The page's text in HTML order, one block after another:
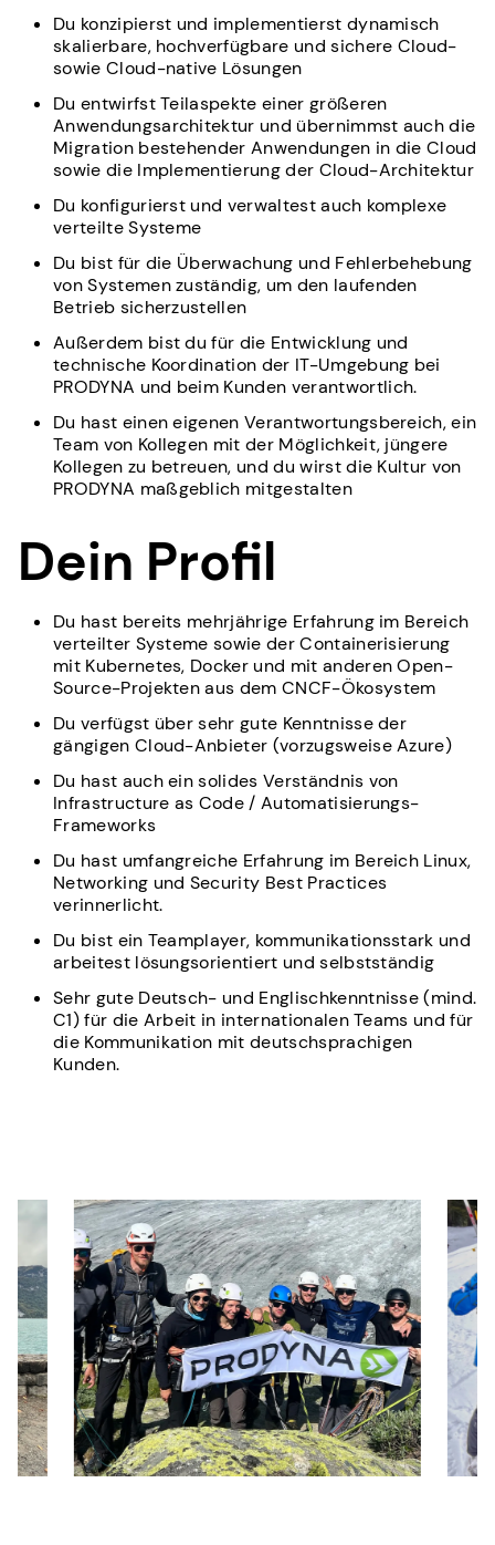
Du konzipierst und implementierst dynamisch
skalierbare, hochverfügbare und sichere Cloud-
sowie Cloud-native Lösungen
Du entwirfst Teilaspekte einer größeren
Anwendungsarchitektur und übernimmst auch die
Migration bestehender Anwendungen in die Cloud
sowie die Implementierung der Cloud-Architektur
Du konfigurierst und verwaltest auch komplexe
verteilte Systeme
Du bist für die Überwachung und Fehlerbehebung
von Systemen zuständig, um den laufenden
Betrieb sicherzustellen
Außerdem bist du für die Entwicklung und
technische Koordination der IT-Umgebung bei
PRODYNA und beim Kunden verantwortlich.
Du hast einen eigenen Verantwortungsbereich, ein
Team von Kollegen mit der Möglichkeit, jüngere
Kollegen zu betreuen, und du wirst die Kultur von
PRODYNA maßgeblich mitgestalten
Dein Profil
Du hast bereits mehrjährige Erfahrung im Bereich
verteilter Systeme sowie der Containerisierung
mit Kubernetes, Docker und mit anderen Open-
Source-Projekten aus dem CNCF-Ökosystem
Du verfügst über sehr gute Kenntnisse der
gängigen Cloud-Anbieter (vorzugsweise Azure)
Du hast auch ein solides Verständnis von
Infrastructure as Code / Automatisierungs-
Frameworks
Du hast umfangreiche Erfahrung im Bereich Linux,
Networking und Security Best Practices
verinnerlicht.
Du bist ein Teamplayer, kommunikationsstark und
arbeitest lösungsorientiert und selbstständig
Sehr gute Deutsch- und Englischkenntnisse (mind.
C1) für die Arbeit in internationalen Teams und für
die Kommunikation mit deutschsprachigen
Kunden.